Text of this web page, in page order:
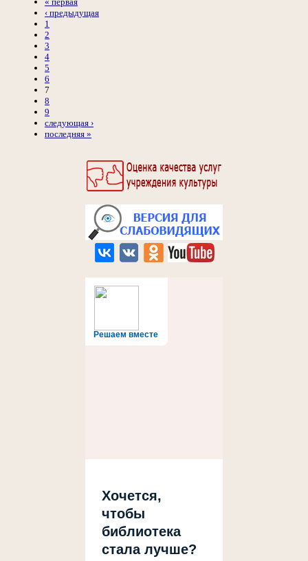
Решаем вместе
Хочется,
чтобы
библиотека
стала лучше?
‹ предыдущая
1
2
3
4
5
6
7
8
9
следующая ›
последняя »